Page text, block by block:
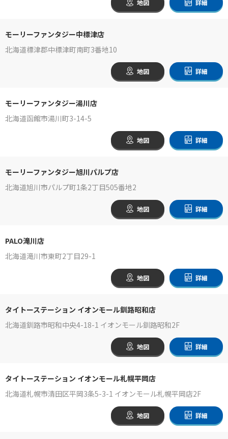
地図 詳細
モーリーファンタジー中標津店
北海道標津郡中標津町南町3番地10
地図 詳細
モーリーファンタジー湯川店
北海道函館市湯川町3-14-5
地図 詳細
モーリーファンタジー旭川パルプ店
北海道旭川市パルプ町1条2丁目505番地2
地図 詳細
PALO滝川店
北海道滝川市東町2丁目29-1
地図 詳細
タイトーステーション イオンモール釧路昭和店
北海道釧路市昭和中央4-18-1 イオンモール釧路昭和2F
地図 詳細
タイトーステーション イオンモール札幌平岡店
北海道札幌市清田区平岡3条5-3-1 イオンモール札幌平岡店2F
地図 詳細